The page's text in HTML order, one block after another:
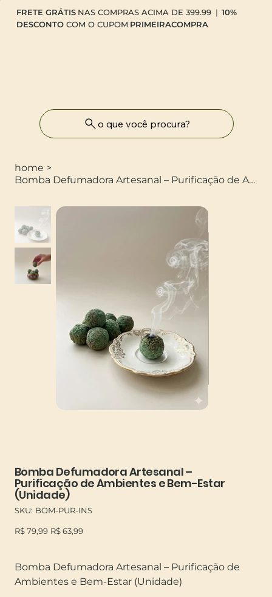
FRETE GRÁTIS NAS COMPRAS ACIMA DE 399.99 |10%
DESCONTOCOM O CUPOM PRIMEIRACOMPRA
o que você procura?
home >
Bomba Defumadora Artesanal – Purificação de Ambientes e Bem-Estar (Unidade)
Bomba Defumadora Artesanal –
Purificação de Ambientes e Bem-Estar
(Unidade)
SKU: SKU
BOM-
INS
BOM-PUR-INS
Preço
original
R$ 79,99 Preço
promocional
R$ 63,99
Bomba Defumadora Artesanal – Purificação de
Ambientes e Bem-Estar (Unidade)